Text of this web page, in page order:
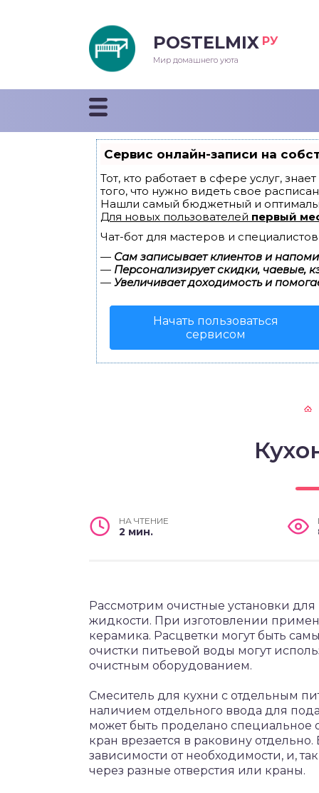
POSTELMIX РУ
Мир домашнего уюта
Сервис онлайн-записи на
Тот, кто работает в сфере услуг,
того, что нужно видеть свое
Нашли самый бюджетный и
Для новых пользователей первый
Чат-бот для мастеров и
— Сам записывает клиентов и
— Персонализирует скидки, чаевые,
— Увеличивает доходимость и
Начать пользоваться
сервисом
НА ЧТЕНИЕ
2 мин.
Рассмотрим очистные установки
жидкости. При изготовлении
керамика. Расцветки могут быть
очистки питьевой воды могут
очистным оборудованием.
Смеситель для кухни с отдельным
наличием отдельного ввода для
может быть проделано
кран врезается в раковину
зависимости от необходимости, и,
через разные отверстия или краны.